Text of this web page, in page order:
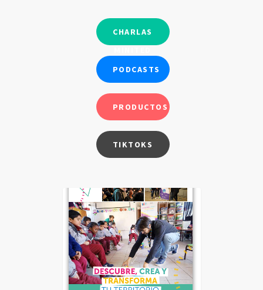
CHARLAS
PODCASTS
PRODUCTOS
TIKTOKS